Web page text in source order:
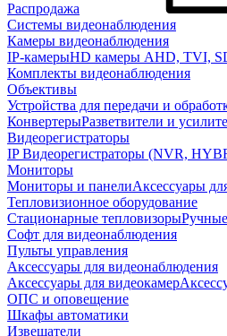
Распродажа
Системы видеонаблюдения
Камеры видеонаблюдения
IP-камерыHD камеры AHD, TVI,
Комплекты видеонаблюдения
Объективы
Устройства для передачи и
КонвертерыРазветвители и
Видеорегистраторы
IP Видеорегистраторы (NVR,
Мониторы
Мониторы и панелиАксессуары
Тепловизионное оборудование
Стационарные тепловизоры
Софт для видеонаблюдения
Пульты управления
Аксессуары для видеонаблюдения
Аксессуары для видеокамер
ОПС и оповещение
Шкафы автоматики
Извещатели